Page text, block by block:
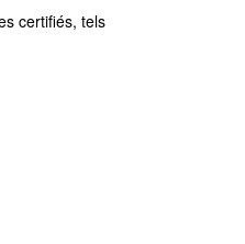
certifiés, tels